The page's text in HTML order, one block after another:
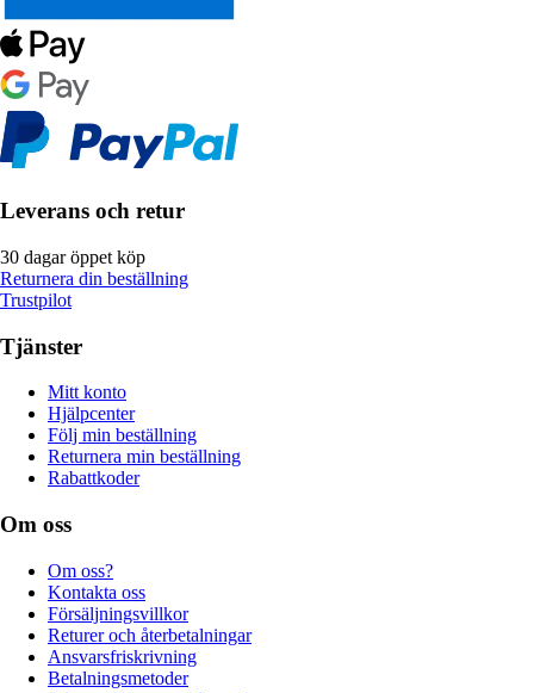
Leverans och retur
30 dagar öppet köp
Returnera din beställning
Trustpilot
Tjänster
Mitt konto
Hjälpcenter
Följ min beställning
Returnera min beställning
Rabattkoder
Om oss
Om oss?
Kontakta oss
Försäljningsvillkor
Returer och återbetalningar
Ansvarsfriskrivning
Betalningsmetoder